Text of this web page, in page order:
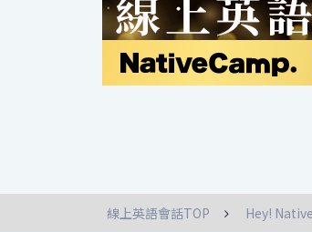
線上英語會話TOP Hey!